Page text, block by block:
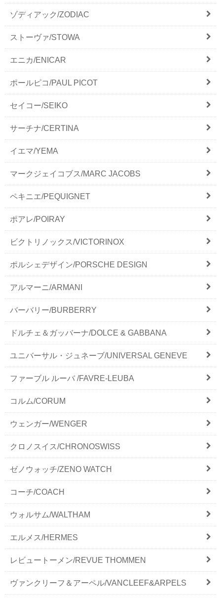
ゾディアック/ZODIAC
ストーヴァ/STOWA
エニカ/ENICAR
ポールピコ/PAUL PICOT
セイコー/SEIKO
サーチナ/CERTINA
イエマ/YEMA
マークジェイコブス/MARC JACOBS
ペキニエ/PEQUIGNET
ポアレ/POIRAY
ビクトリノックス/VICTORINOX
ポルシェデザイン/PORSCHE DESIGN
アルマーニ/ARMANI
バーバリー/BURBERRY
ドルチェ＆ガッバーナ/DOLCE & GABBANA
ユニバーサル・ジュネーブ/UNIVERSAL GENEVE
ファーブル ルーバ /FAVRE-LEUBA
コルム/CORUM
ウェンガー/WENGER
クロノスイス/CHRONOSWISS
ゼノウォッチ/ZENO WATCH
コーチ/COACH
ウォルサム/WALTHAM
エルメス/HERMES
レビュートーメン/REVUE THOMMEN
ヴァンクリーフ＆アーペル/VANCLEEF&ARPELS